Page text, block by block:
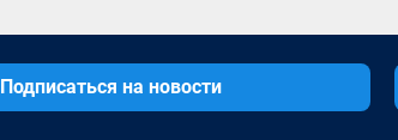
Подписаться на новости